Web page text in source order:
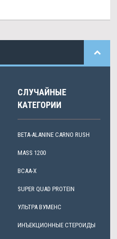
СЛУЧАЙНЫЕ
КАТЕГОРИИ
BETA-ALANINE CARNO RUSH
MASS 1200
BCAA-X
SUPER QUAD PROTEIN
УЛЬТРА ВУМЕНС
ИНЪЕКЦИОННЫЕ СТЕРОИДЫ